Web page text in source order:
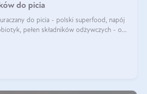
do picia
do picia - polski superfood, napój
pełen składników odżywczych - o